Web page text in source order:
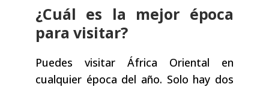
¿Cuál es la mejor época
para visitar?
Puedes visitar África Oriental en
cualquier época del año. Solo hay dos